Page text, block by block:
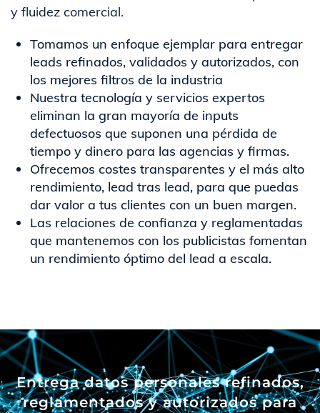
y fluidez comercial.
Tomamos un enfoque ejemplar para entregar
leads refinados, validados y autorizados, con
los mejores filtros de la industria​
Nuestra tecnología y servicios expertos
eliminan la gran mayoría de inputs
defectuosos que suponen una pérdida de
tiempo y dinero para las agencias y firmas.​
Ofrecemos costes transparentes y el más alto
rendimiento, lead tras lead, para que puedas
dar valor a tus clientes con un buen margen.​
Las relaciones de confianza y reglamentadas
que mantenemos con los publicistas fomentan
un rendimiento óptimo del lead a escala.
Entrega datos personales refinados,
reglamentados y autorizados para